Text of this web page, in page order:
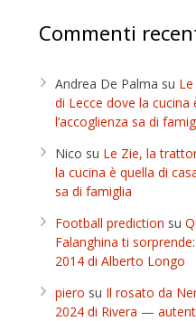
Commenti
Andrea De Palma su
di Lecce dove la cucina
l’accoglienza sa di
Nico su Le Zie, la
la cucina è quella di
sa di famiglia
Football prediction su
Falanghina ti
2014 di Alberto Longo
piero su Il rosato da
2024 di Rivera —